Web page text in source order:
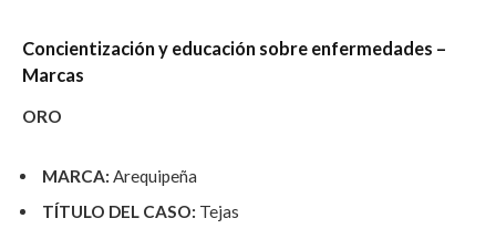
Concientización y educación sobre enfermedades –
Marcas
ORO
MARCA: Arequipeña
TÍTULO DEL CASO: Tejas